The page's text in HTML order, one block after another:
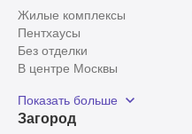
Жилые комплексы
Пентхаусы
Без отделки
В центре Москвы
Рядом с парком
С панорамными окнами
Показать больше
Загород